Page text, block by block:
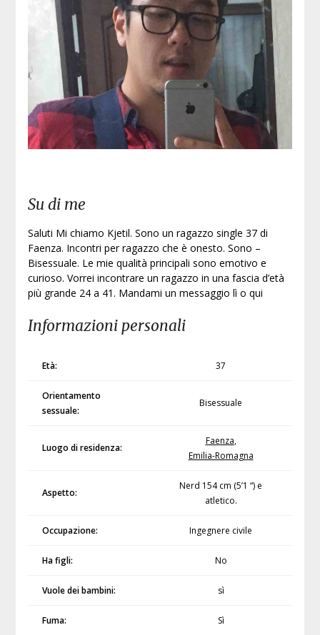
Su di me
Saluti Mi chiamo Kjetil. Sono un ragazzo single 37 di
Faenza. Incontri per ragazzo che è onesto. Sono –
Bisessuale. Le mie qualità principali sono emotivo e
curioso. Vorrei incontrare un ragazzo in una fascia d’età
più grande 24 a 41. Mandami un messaggio lì o qui
Informazioni personali
Età: 37
Orientamento
sessuale:
Bisessuale
Luogo di residenza:
Faenza,
Emilia-Romagna
Aspetto:
Nerd 154 cm (5’1 “) e
atletico.
Occupazione: Ingegnere civile
Ha figli: No
Vuole dei bambini: sì
Fuma: Sì